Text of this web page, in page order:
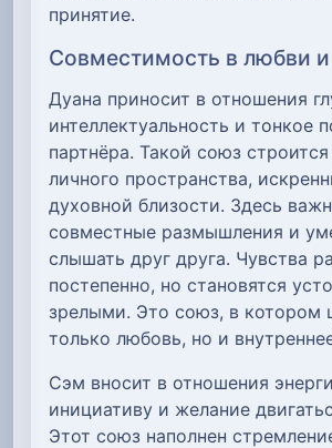
принятие.
Совместимость в любви
Дуана приносит в отношения
интеллектуальность и тонкое
партнёра. Такой союз
личного пространства,
духовной близости. Здесь
совместные размышления и
слышать друг друга. Чувства
постепенно, но становятся
зрелыми. Это союз, в котором
только любовь, но и
Сэм вносит в отношения
инициативу и желание
Этот союз наполнен